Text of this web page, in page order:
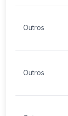
Outros
Outros